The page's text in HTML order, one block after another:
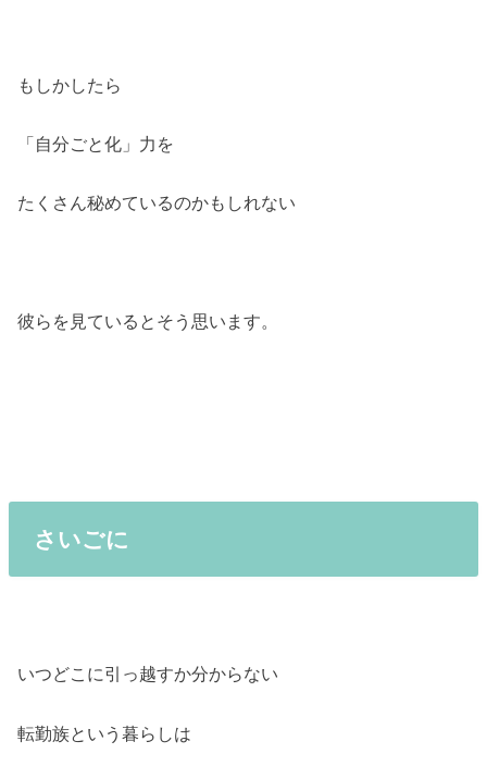
もしかしたら
「自分ごと化」力を
たくさん秘めているのかもしれない
彼らを見ているとそう思います。
さいごに
いつどこに引っ越すか分からない
転勤族という暮らしは